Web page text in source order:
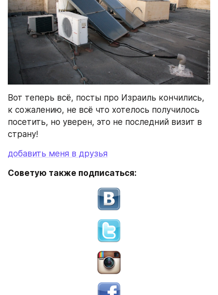
Вот теперь всё, посты про Израиль кончились,
к сожалению, не всё что хотелось получилось
посетить, но уверен, это не последний визит в
страну!
добавить меня в друзья
Советую также подписаться: